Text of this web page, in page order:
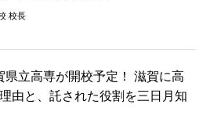
校長
県立高専が開校予定！ 滋賀に高
由と、託された役割を三日月知